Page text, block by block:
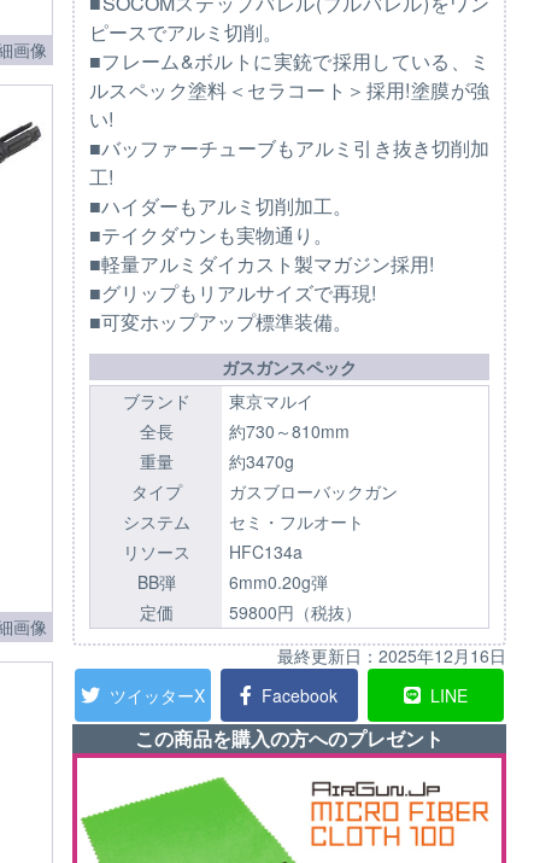
ピースでアルミ切削。
■フレーム&ボルトに実銃で採用している、ミ
ルスペック塗料＜セラコート＞採用!塗膜が強
い!
■バッファーチューブもアルミ引き抜き切削加
工!
■ハイダーもアルミ切削加工。
■テイクダウンも実物通り。
■軽量アルミダイカスト製マガジン採用!
■グリップもリアルサイズで再現!
■可変ホップアップ標準装備。
ガスガンスペック
ブランド
東京マルイ
全長
約730～810mm
重量
約3470g
タイプ
ガスブローバックガン
システム
セミ・フルオート
リソース
HFC134a
BB弾
6mm0.20g弾
定価
59800円（税抜）
最終更新日： 2025年12月16日
ツイッターX
Facebook LINE
この商品を購入の方へのプレゼント
画像
画像